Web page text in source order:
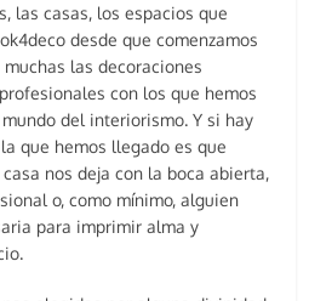
las casas, los espacios que
desde que comenzamos
las decoraciones
con los que hemos
del interiorismo. Y si hay
que hemos llegado es que
nos deja con la boca abierta,
o, como mínimo, alguien
para imprimir alma y